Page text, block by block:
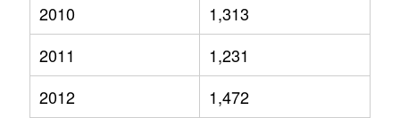
2010
1,313
2011
1,231
2012
1,472